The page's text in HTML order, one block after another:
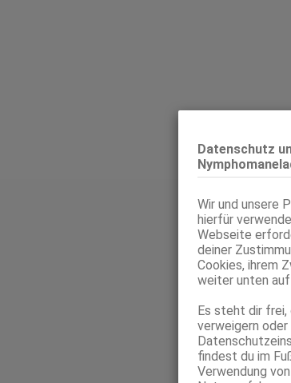
Datenschutz
Wir und unsere
hierfür
Webseite
deiner
Cookies, ihrem
weiter unten
Es steht dir frei,
verweigern oder
findest du im
Verwendung